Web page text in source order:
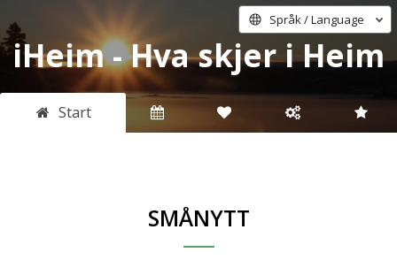
Språk / Language
iHeim - Hva skjer i Heim
Start
SMÅNYTT